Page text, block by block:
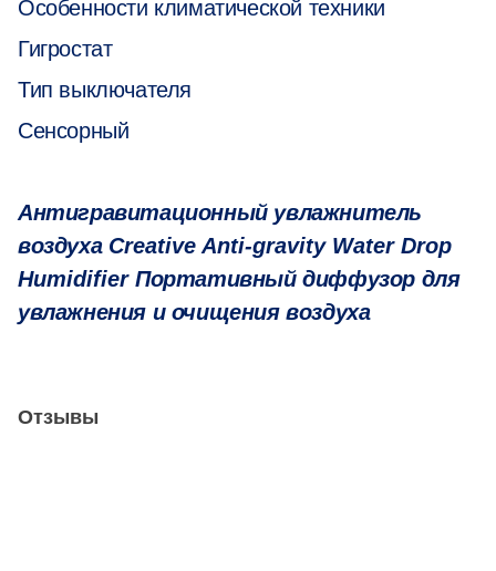
Особенности климатической техники
Гигростат
Тип выключателя
Сенсорный
Антигравитационный увлажнитель
воздуха Creative Anti-gravity Water Drop
Humidifier Портативный диффузор для
увлажнения и очищения воздуха
Отзывы